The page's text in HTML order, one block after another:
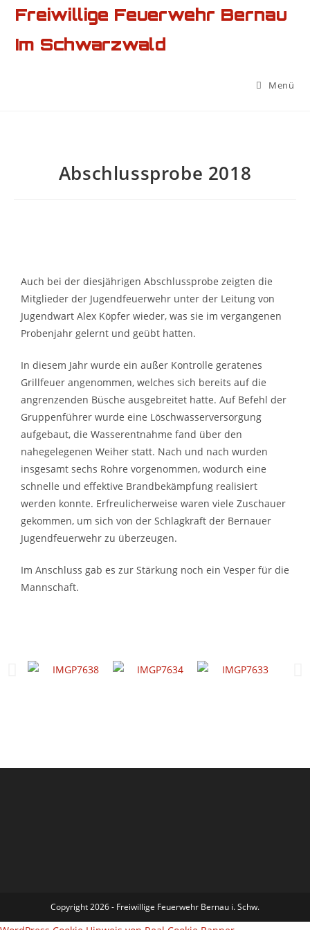
Freiwillige Feuerwehr Bernau
Im Schwarzwald
Menü
Abschlussprobe 2018
Auch bei der diesjährigen Abschlussprobe zeigten die
Mitglieder der Jugendfeuerwehr unter der Leitung von
Jugendwart Alex Köpfer wieder, was sie im vergangenen
Probenjahr gelernt und geübt hatten.
In diesem Jahr wurde ein außer Kontrolle geratenes
Grillfeuer angenommen, welches sich bereits auf die
angrenzenden Büsche ausgebreitet hatte. Auf Befehl der
Gruppenführer wurde eine Löschwasserversorgung
aufgebaut, die Wasserentnahme fand über den
nahegelegenen Weiher statt. Nach und nach wurden
insgesamt sechs Rohre vorgenommen, wodurch eine
schnelle und effektive Brandbekämpfung realisiert
werden konnte. Erfreulicherweise waren viele Zuschauer
gekommen, um sich von der Schlagkraft der Bernauer
Jugendfeuerwehr zu überzeugen.
Im Anschluss gab es zur Stärkung noch ein Vesper für die
Mannschaft.
Copyright 2026 - Freiwillige Feuerwehr Bernau i. Schw.